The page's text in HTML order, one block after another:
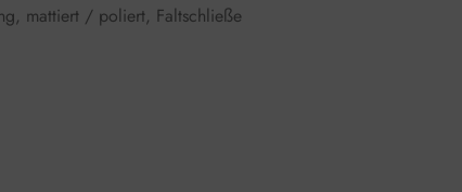
mattiert / poliert, Faltschließe